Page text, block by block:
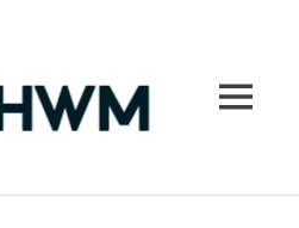
MENU